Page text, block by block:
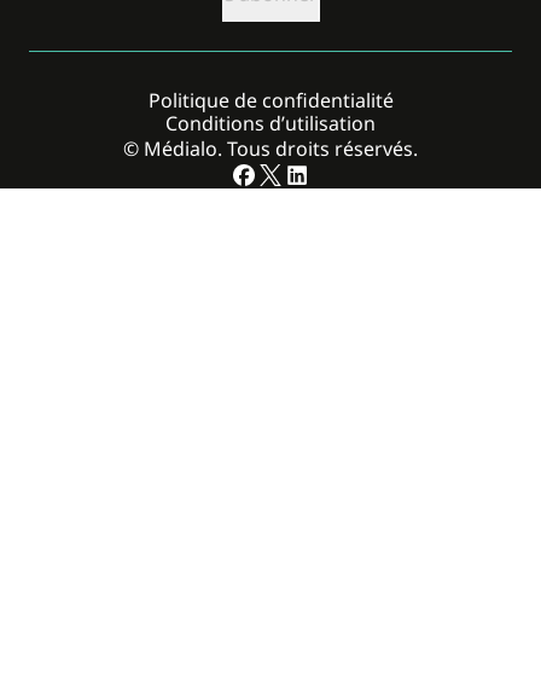
© Médialo. Tous droits réservés.
Politique de confidentialité
Conditions d’utilisation